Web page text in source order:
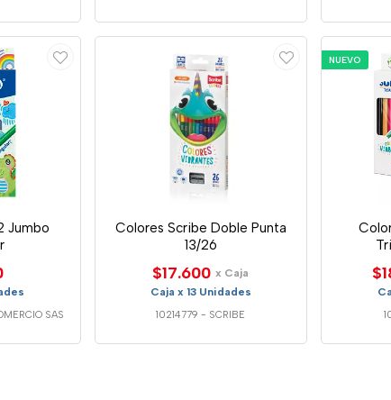
Jumbo
SAS
Colores Scribe Doble Punta
13/26
$17.600 x Caja
Caja x 13 Unidades
10214779 - SCRIBE
NUEVO